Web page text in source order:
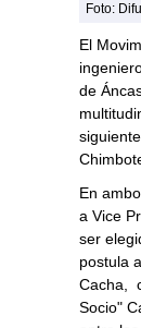
Foto:
El
de
En
a Vice
ser
postula
Cacha,
Socio"